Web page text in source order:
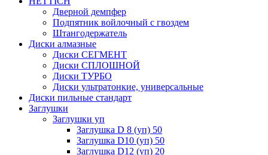
Дверной демпфер
Подпятник войлочный с гвоздем
Штангодержатель
Диски алмазные
Диски СЕГМЕНТ
Диски СПЛОШНОЙ
Диски ТУРБО
Диски ультратонкие, универсальные
Диски пильные стандарт
Заглушки
Заглушки уп
Заглушка D 8 (уп) 50
Заглушка D10 (уп) 50
Заглушка D12 (уп) 20